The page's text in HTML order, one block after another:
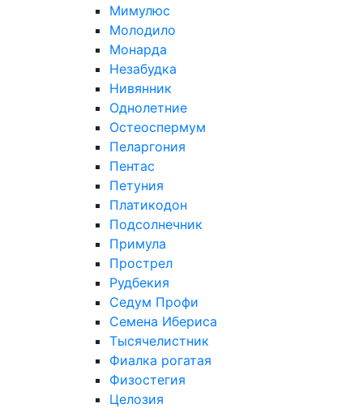
Мимулюс
Молодило
Монарда
Незабудка
Нивянник
Однолетние
Остеоспермум
Пеларгония
Пентас
Петуния
Платикодон
Подсолнечник
Примула
Прострел
Рудбекия
Седум Профи
Семена Ибериса
Тысячелистник
Фиалка рогатая
Физостегия
Целозия